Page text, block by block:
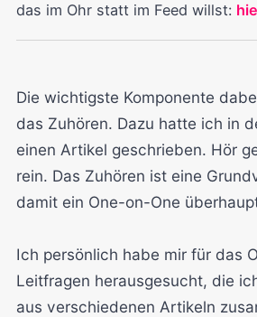
das im Ohr statt im Feed willst:
Die wichtigste Komponente
das Zuhören. Dazu hatte ich in
einen Artikel geschrieben. Hör
rein. Das Zuhören ist eine
damit ein One-on-One
Ich persönlich habe mir für das
Leitfragen herausgesucht, die
aus verschiedenen Artikeln